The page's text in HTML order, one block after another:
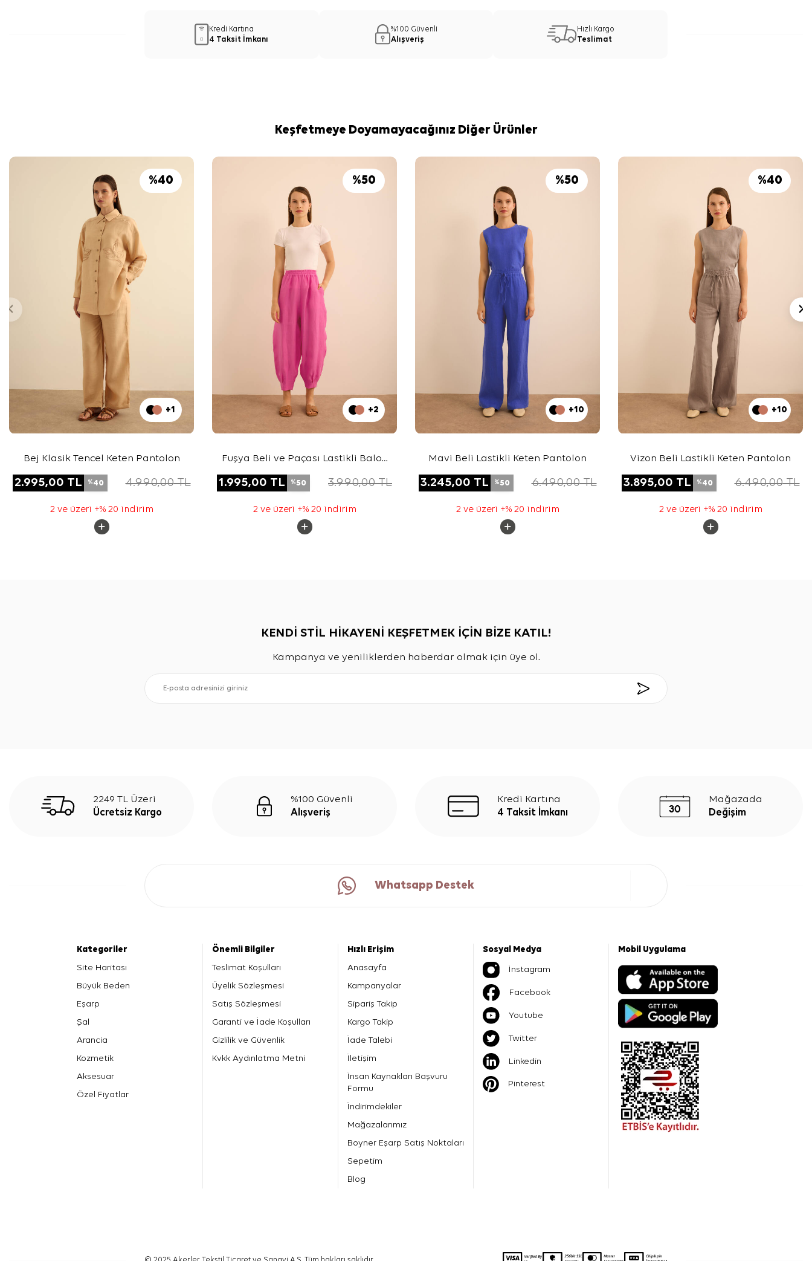
Kredi Kartına
4 Taksit İmkanı
%100 Güvenli
Alışveriş
Hızlı Kargo
Teslimat
Keşfetmeye Doyamayacağınız Diğer Ürünler
%40
+1
Bej Klasik Tencel Keten Pantolon
2.995,00 TL %40 4.990,00TL
2 ve üzeri +% 20 indirim
%50
+2
Fuşya Beli ve Paçası Lastikli Balon
1.995,00 TL %50 3.990,00TL
2 ve üzeri +% 20 indirim
%50
+10
Mavi Beli Lastikli Keten Pantolon
3.245,00 TL %50 6.490,00TL
2 ve üzeri +% 20 indirim
%40
+10
Vizon Beli Lastikli Keten Pantolon
3.895,00 TL %40 6.490,00TL
2 ve üzeri +% 20 indirim
KENDİ STİL HİKAYENİ KEŞFETMEK İÇİN BİZE KATIL!
Kampanya ve yeniliklerden haberdar olmak için üye ol.
2249 TL Üzeri
Ücretsiz Kargo
%100 Güvenli
Alışveriş
Kredi Kartına
4 Taksit İmkanı
Mağazada
Değişim
Whatsapp Destek
Kategoriler
Site Haritası
Büyük Beden
Eşarp
Şal
Arancia
Kozmetik
Aksesuar
Özel Fiyatlar
Önemli Bilgiler
Teslimat Koşulları
Üyelik Sözleşmesi
Satış Sözleşmesi
Garanti ve İade Koşulları
Gizlilik ve Güvenlik
Kvkk Aydınlatma Metni
Hızlı Erişim
Anasayfa
Kampanyalar
Sipariş Takip
Kargo Takip
İade Talebi
İletişim
İnsan Kaynakları Başvuru
Formu
İndirimdekiler
Mağazalarımız
Boyner Eşarp Satış Noktaları
Sepetim
Blog
Sosyal Medya
İnstagram
Facebook
Youtube
Twitter
Linkedin
Pinterest
Mobil Uygulama